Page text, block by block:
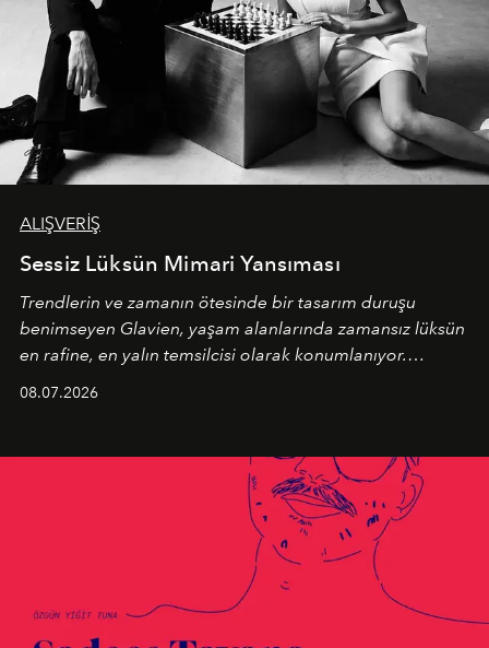
ALIŞVERİŞ
Sessiz Lüksün Mimari Yansıması
Trendlerin ve zamanın ötesinde bir tasarım duruşu
benimseyen Glavien, yaşam alanlarında zamansız lüksün
en rafine, en yalın temsilcisi olarak konumlanıyor.
08.07.2026